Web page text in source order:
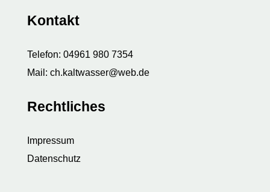
Kontakt
Telefon: 04961 980 7354
Mail: ch.kaltwasser@web.de
Rechtliches
Impressum
Datenschutz